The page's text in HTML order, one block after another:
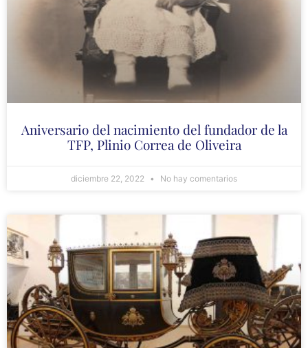
Aniversario del nacimiento del fundador de la
TFP, Plinio Correa de Oliveira
diciembre 22, 2022 No hay comentarios